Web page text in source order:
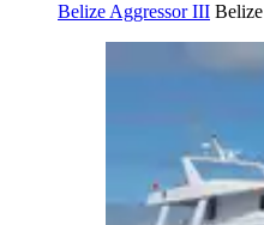
Belize Aggressor III Belize